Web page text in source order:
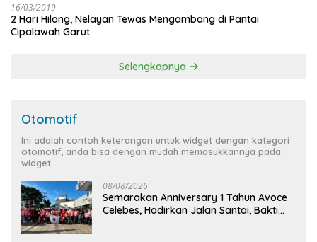
16/03/2019
2 Hari Hilang, Nelayan Tewas Mengambang di Pantai
Cipalawah Garut
Selengkapnya
Otomotif
Ini adalah contoh keterangan untuk widget dengan kategori
otomotif, anda bisa dengan mudah memasukkannya pada
widget.
08/08/2026
Semarakan Anniversary 1 Tahun Avoce
Celebes, Hadirkan Jalan Santai, Bakti